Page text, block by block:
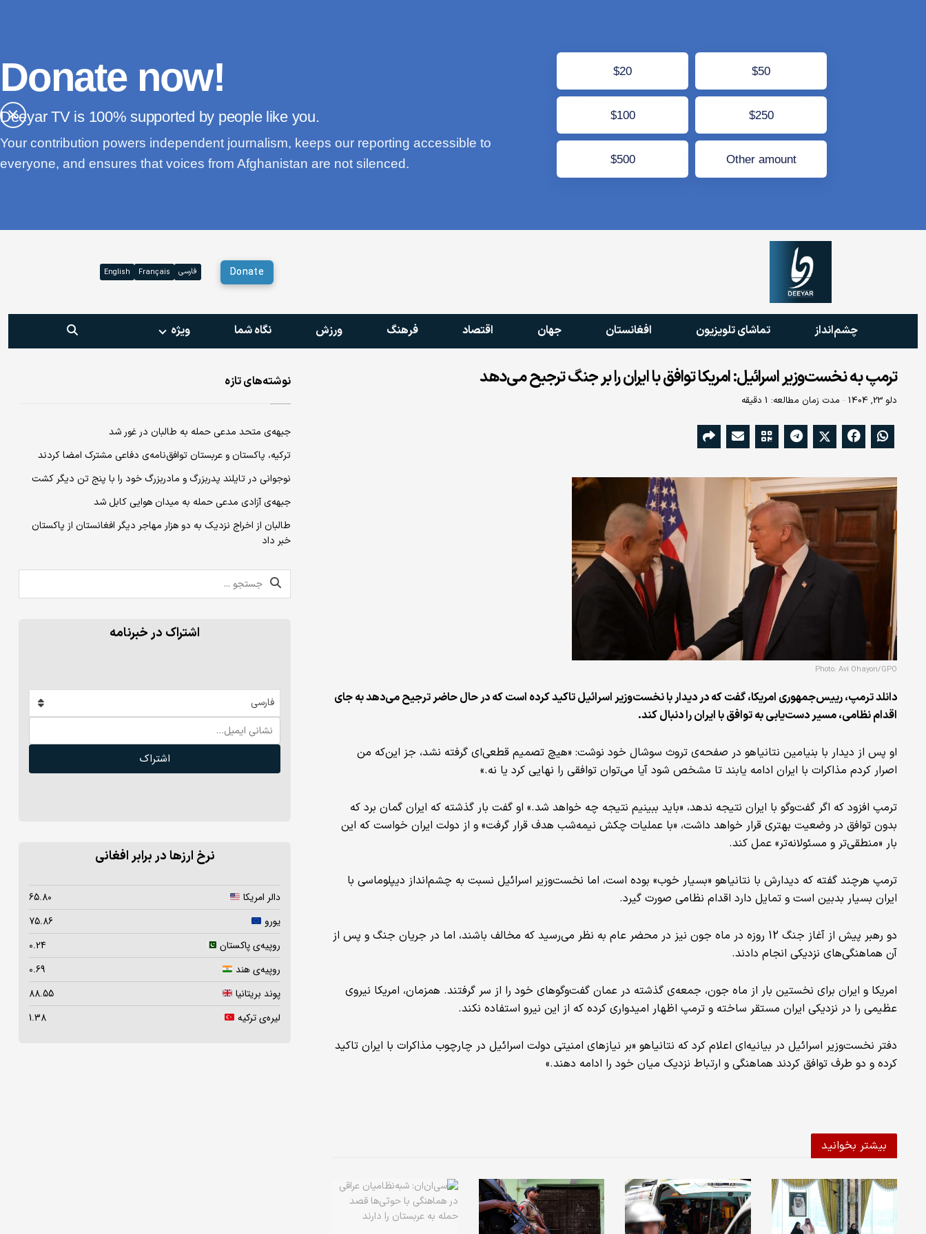
×
Donate now!
Deeyar TV is supported by people like you.
Your contribution powers independent journalism, keeps our reporting accessible to
everyone, and ensures that voices from Afghanistan are not silenced.
$20 $50
$100 $250
$500 Other amount
Donate فارسی Français
English
چشم‌انداز تماشای تلویزیون افغانستان جهان اقتصاد فرهنگ ورزش نگاه شما ویژه‌
ترمپ به نخست‌وزیر اسرائیل: امریکا توافق با ایران را بر جنگ ترجیح می‌دهد
دلو 23, 1404 مدت زمان مطالعه: 1 دقیقه
Photo: Avi Ohayon/GPO
دانلد ترمپ، رییس‌جمهوری امریکا، گفت که در دیدار با نخست‌وزیر اسرائیل تاکید کرده است که در حال حاضر ترجیح می‌دهد به جای
اقدام نظامی، مسیر دست‌یابی به توافق با ایران را دنبال کند.
او پس از دیدار با بنیامین نتانیاهو در صفحه‌ی تروث‌ سوشال خود نوشت: «هیچ تصمیم قطعی‌ای گرفته نشد، جز این‌که من
اصرار کردم مذاکرات با ایران ادامه یابند تا مشخص شود آیا می‌توان توافقی را نهایی کرد یا نه.»
ترمپ افزود که اگر گفت‌وگو با ایران نتیجه ندهد، «باید ببینیم نتیجه چه خواهد شد.» او گفت بار گذشته که ایران گمان برد که
بدون توافق در وضعیت بهتری قرار خواهد داشت، «با عملیات چکش نیمه‌شب هدف قرار گرفت» و از دولت ایران خواست که این
بار «منطقی‌تر و مسئولانه‌تر» عمل کند.
ترمپ هرچند گفته که دیدارش با نتانیاهو «بسیار خوب» بوده است، اما نخست‌وزیر اسرائیل نسبت به چشم‌انداز دیپلوماسی با
ایران بسیار بدبین است و تمایل دارد اقدام نظامی صورت گیرد.
دو رهبر پیش از آغاز جنگ 12 روزه در ماه جون نیز در محضر عام به نظر می‌رسید که مخالف باشند، اما در جریان جنگ و پس از
آن هماهنگی‌های نزدیکی انجام دادند.
امریکا و ایران برای نخستین بار از ماه جون، جمعه‌ی گذشته در عمان گفت‌وگوهای خود را از سر گرفتند. همزمان، امریکا نیروی
عظیمی را در نزدیکی ایران مستقر ساخته و ترمپ اظهار امیدواری کرده که از این نیرو استفاده نکند.
دفتر نخست‌وزیر اسرائیل در بیانیه‌ای اعلام کرد که نتانیاهو «بر نیازهای امنیتی دولت اسرائیل در چارچوب مذاکرات با ایران تاکید
کرده و دو طرف توافق کردند هماهنگی‌ و ارتباط نزدیک میان خود را ادامه دهند.»
بیشتر بخوانید
نوشته‌های تازه
جبهه‌ی متحد مدعی حمله به طالبان در غور شد
ترکیه، پاکستان و عربستان توافق‌نامه‌ی دفاعی مشترک امضا کردند
نوجوانی در تایلند پدربزرگ و مادربزرگ خود را با پنج تن دیگر کشت
جبهه‌ی آزادی مدعی حمله به میدان هوایی کابل شد
طالبان از اخراج نزدیک به دو هزار مهاجر دیگر افغانستان از پاکستان
خبر داد
اشتراک در خبرنامه
فارسی
اشتراک
نرخ ارزها در برابر افغانی
دالر امریکا
65.80
یورو
75.86
روپیه‌ی پاکستان
0.24
روپیه‌ی هند
0.69
پوند بریتانیا
88.55
لیره‌ی ترکیه
1.38